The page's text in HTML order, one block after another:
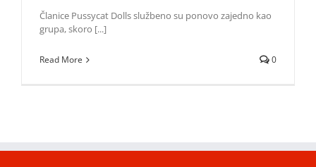
Članice Pussycat Dolls službeno su ponovo zajedno kao
grupa, skoro [...]
Read More 0